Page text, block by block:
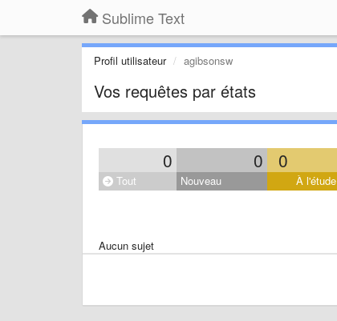
Sublime Text
Profil utilisateur agibsonsw
Vos requêtes par états
0 0 0
Tout Nouveau À l'étude
Aucun sujet